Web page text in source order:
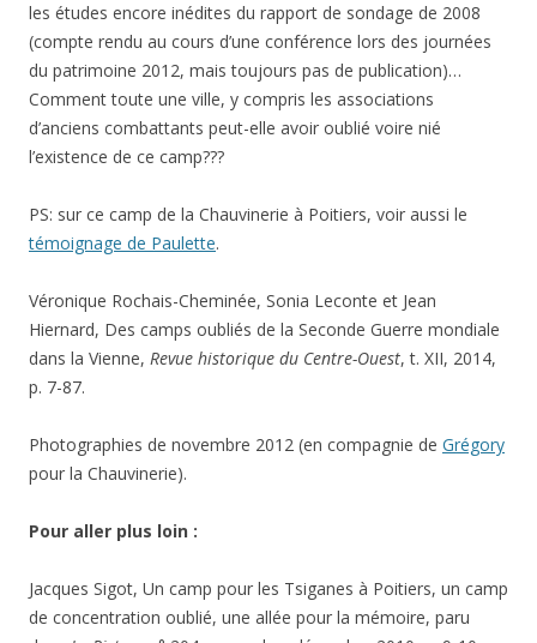
les études encore inédites du rapport de sondage de 2008
(compte rendu au cours d’une conférence lors des journées
du patrimoine 2012, mais toujours pas de publication)…
Comment toute une ville, y compris les associations
d’anciens combattants peut-elle avoir oublié voire nié
l’existence de ce camp???
PS: sur ce camp de la Chauvinerie à Poitiers, voir aussi le
témoignage de Paulette.
Véronique Rochais-Cheminée, Sonia Leconte et Jean
Hiernard, Des camps oubliés de la Seconde Guerre mondiale
dans la Vienne, Revue historique du Centre-Ouest, t. XII, 2014,
p. 7-87.
Photographies de novembre 2012 (en compagnie de Grégory
pour la Chauvinerie).
Pour aller plus loin :
Jacques Sigot, Un camp pour les Tsiganes à Poitiers, un camp
de concentration oublié, une allée pour la mémoire, paru